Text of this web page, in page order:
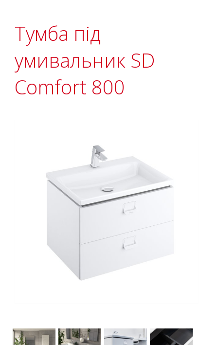
Тумба під
умивальник SD
Comfort 800